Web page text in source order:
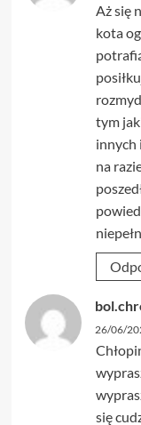
Aż się
kota
tym
innych
na
26/06/
się